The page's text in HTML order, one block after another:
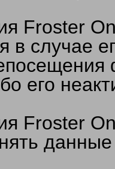
Froster
в случае
его
Froster